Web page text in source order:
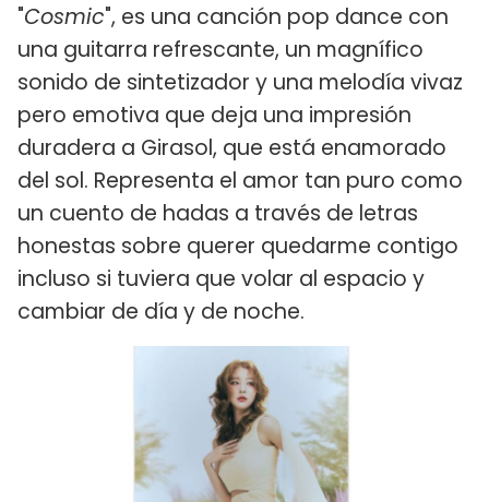
"Cosmic", es una canción pop dance con
una guitarra refrescante, un magnífico
sonido de sintetizador y una melodía vivaz
pero emotiva que deja una impresión
duradera a Girasol, que está enamorado
del sol. Representa el amor tan puro como
un cuento de hadas a través de letras
honestas sobre querer quedarme contigo
incluso si tuviera que volar al espacio y
cambiar de día y de noche.